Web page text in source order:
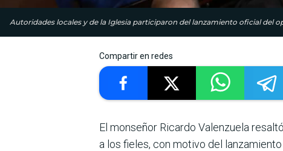
Autoridades locales y de la Iglesia participaron del lanzamiento oficial del
Compartir en redes
El monseñor Ricardo Valenzuela
a los fieles, con motivo del